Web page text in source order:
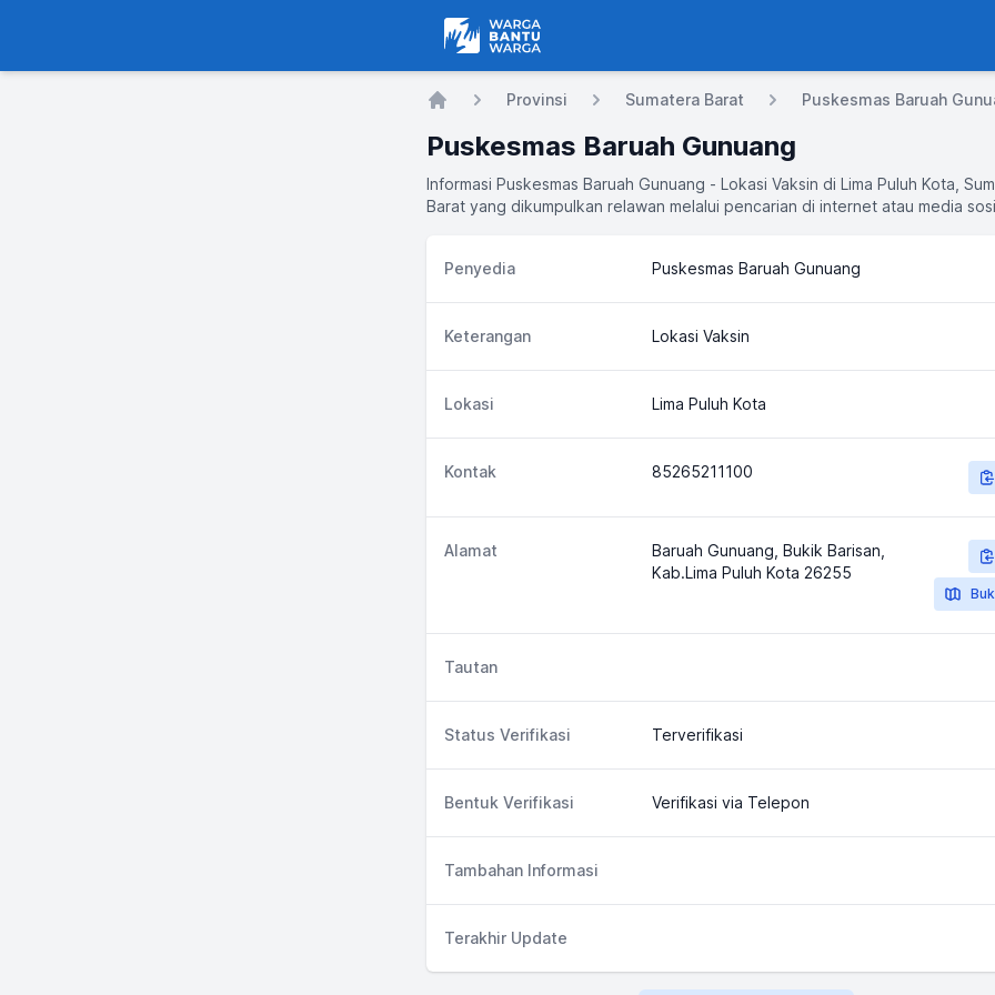
Warga Bantu Warga
Provinsi Sumatera Barat Puskesmas Baruah
Puskesmas Baruah Gunuang
Informasi Puskesmas Baruah Gunuang - Lokasi Vaksin di Lima Puluh Kota,
Barat yang dikumpulkan relawan melalui pencarian di internet atau media
Penyedia Puskesmas Baruah Gunuang
Keterangan Lokasi Vaksin
Lokasi Lima Puluh Kota
Kontak 85265211100
Alamat
Baruah Gunuang, Bukik Barisan,
Kab.Lima Puluh Kota 26255
Tautan
Status Verifikasi Terverifikasi
Bentuk Verifikasi Verifikasi via Telepon
Tambahan Informasi
Terakhir Update